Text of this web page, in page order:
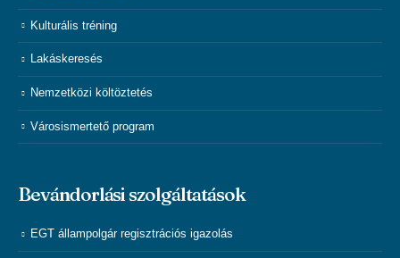
Kulturális tréning
Lakáskeresés
Nemzetközi költöztetés
Városismertető program
Bevándorlási szolgáltatások
EGT állampolgár regisztrációs igazolás